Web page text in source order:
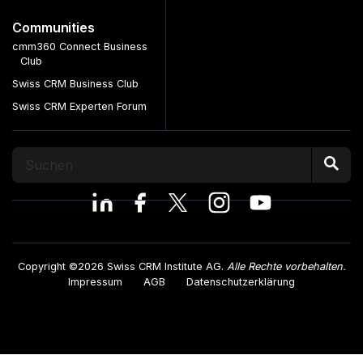
Communities
cmm360 Connect Business
Club
Swiss CRM Business Club
Swiss CRM Experten Forum
Copyright ©2026 Swiss CRM Institute AG. Alle Rechte vorbehalten.
Impressum
AGB Datenschutzerklärung